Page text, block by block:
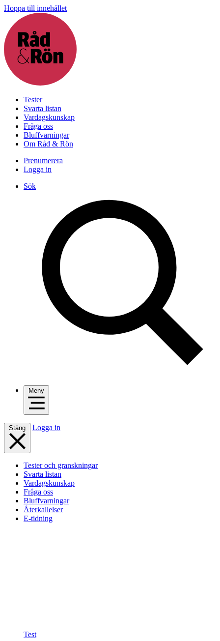
Hoppa till innehållet
Tester
Svarta listan
Vardagskunskap
Fråga oss
Bluffvarningar
Om Råd & Rön
Prenumerera
Logga in
Sök
Meny
Stäng Logga in
Tester och granskningar
Svarta listan
Vardagskunskap
Fråga oss
Bluffvarningar
Återkallelser
E-tidning
Test